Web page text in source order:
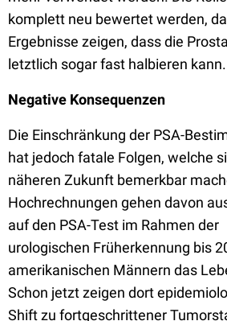
komplett neu bewertet werden,
Ergebnisse zeigen, dass die
letztlich sogar fast halbieren kann.
Negative Konsequenzen
Die Einschränkung der PSA-
hat jedoch fatale Folgen, welche
näheren Zukunft bemerkbar
Hochrechnungen gehen davon
auf den PSA-Test im Rahmen der
urologischen Früherkennung bis
amerikanischen Männern das
Schon jetzt zeigen dort
Shift zu fortgeschrittener